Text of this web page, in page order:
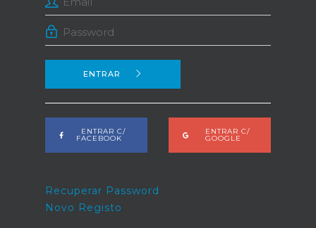
ENTRAR
ENTRAR C/
FACEBOOK
ENTRAR C/
GOOGLE
Recuperar Password
Novo Registo